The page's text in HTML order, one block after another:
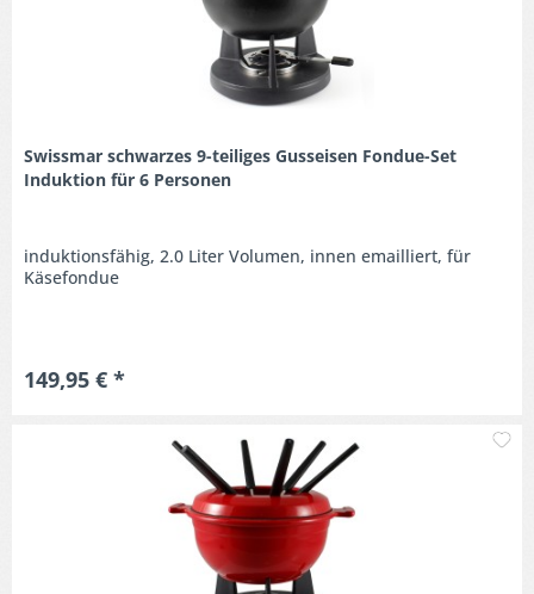
Swissmar schwarzes 9-teiliges Gusseisen Fondue-Set
Induktion für 6 Personen
induktionsfähig, 2.0 Liter Volumen, innen emailliert, für
Käsefondue
149,95 € *